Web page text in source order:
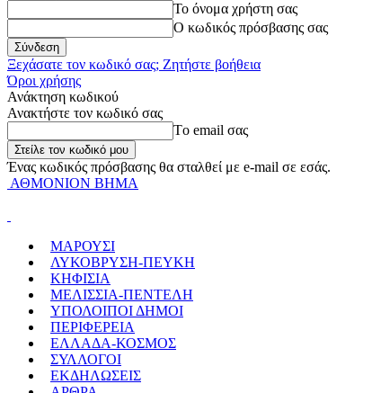
Το όνομα χρήστη σας
Ο κωδικός πρόσβασης σας
Ξεχάσατε τον κωδικό σας; Ζητήστε βοήθεια
Όροι χρήσης
Ανάκτηση κωδικού
Ανακτήστε τον κωδικό σας
Tο email σας
Ένας κωδικός πρόσβασης θα σταλθεί με e-mail σε εσάς.
ΑΘΜΟΝΙΟΝ ΒΗΜΑ
ΜΑΡΟΥΣΙ
ΛΥΚΟΒΡΥΣΗ-ΠΕΥΚΗ
ΚΗΦΙΣΙΑ
ΜΕΛΙΣΣΙΑ-ΠΕΝΤΕΛΗ
ΥΠΟΛΟΙΠΟΙ ΔΗΜΟΙ
ΠΕΡΙΦΕΡΕΙΑ
ΕΛΛΑΔΑ-ΚΟΣΜΟΣ
ΣΥΛΛΟΓΟΙ
ΕΚΔΗΛΩΣΕΙΣ